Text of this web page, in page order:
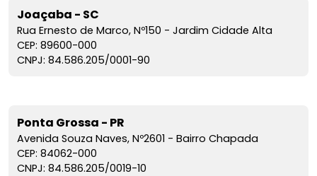
Joaçaba - SC
Rua Ernesto de Marco, Nº150 - Jardim Cidade Alta
CEP: 89600-000
CNPJ: 84.586.205/0001-90
Ponta Grossa - PR
Avenida Souza Naves, Nº2601 - Bairro Chapada
CEP: 84062-000
CNPJ: 84.586.205/0019-10